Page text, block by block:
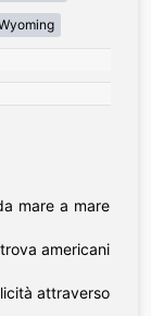
mare a mare
americani
attraverso